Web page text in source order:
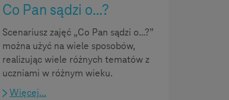
Co Pan sądzi o…?
Scenariusz zajęć „Co Pan sądzi o…?”
można użyć na wiele sposobów,
realizując wiele różnych tematów z
uczniami w różnym wieku.
Więcej...